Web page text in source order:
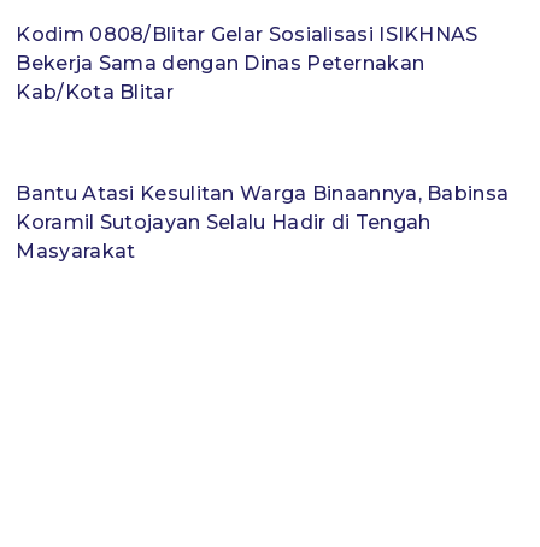
Kodim 0808/Blitar Gelar Sosialisasi ISIKHNAS
Bekerja Sama dengan Dinas Peternakan
Kab/Kota Blitar
Bantu Atasi Kesulitan Warga Binaannya, Babinsa
Koramil Sutojayan Selalu Hadir di Tengah
Masyarakat